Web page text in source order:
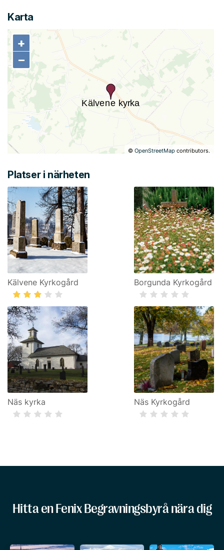
Karta
+
−
©OpenStreetMap contributors.
+
−
Platser i närheten
Kälvene Kyrkogård Borgunda Kyrkogård
Näs kyrka Näs Kyrkogård
Hitta en Fenix Begravningsbyrå nära dig